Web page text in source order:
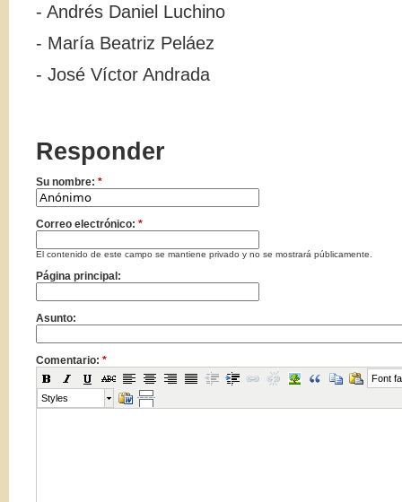
- Andrés Daniel Luchino
- María Beatriz Peláez
- José Víctor Andrada
Responder
Su nombre: *
Correo electrónico: *
El contenido de este campo se mantiene privado y no se mostrará públicamente.
Página principal:
Asunto:
Comentario: *
Font
Styles